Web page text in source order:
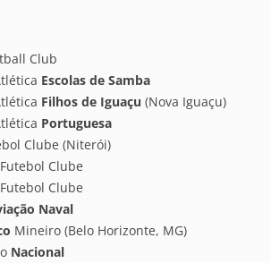
Club
Escolas de Samba
Filhos de Iguaçu (Nova Iguaçu)
Portuguesa
Clube (Niterói)
Futebol Clube
Futebol Clube
Naval
Mineiro (Belo Horizonte, MG)
Nacional